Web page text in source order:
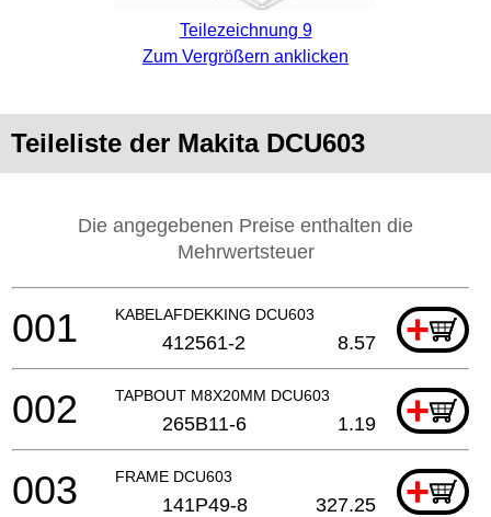
Teilezeichnung 9
Zum Vergrößern anklicken
Teileliste der Makita DCU603
Die angegebenen Preise enthalten die
Mehrwertsteuer
KABELAFDEKKING DCU603 +
001 412561-2 8.57
TAPBOUT M8X20MM DCU603 +
002 265B11-6 1.19
FRAME DCU603 +
003 141P49-8 327.25